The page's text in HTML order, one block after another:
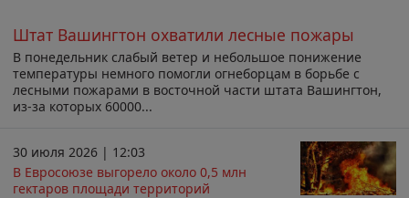
Штат Вашингтон охватили лесные пожары
В понедельник слабый ветер и небольшое понижение
температуры немного помогли огнеборцам в борьбе с
лесными пожарами в восточной части штата Вашингтон,
из-за которых 60000...
30 июля 2026 | 12:03
В Евросоюзе выгорело около 0,5 млн
гектаров площади территорий